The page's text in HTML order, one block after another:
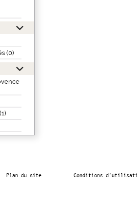
(0)
Plan du site Conditions